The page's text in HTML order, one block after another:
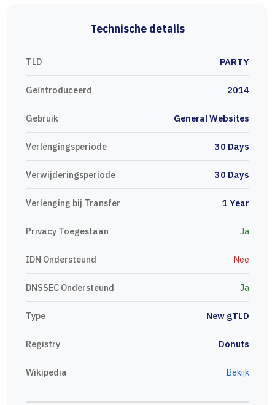
Technische details
TLD PARTY
Geïntroduceerd 2014
Gebruik General Websites
Verlengingsperiode 30 Days
Verwijderingsperiode 30 Days
Verlenging bij Transfer 1 Year
Privacy Toegestaan Ja
IDN Ondersteund Nee
DNSSEC Ondersteund Ja
Type New gTLD
Registry Donuts
Wikipedia Bekijk